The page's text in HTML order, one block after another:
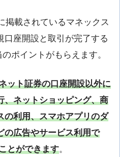
掲載されているマネックス
口座開設と取引が完了する
ポイントがもらえます。
ット証券の口座開設以外に
、ネットショッピング、商
の利用、スマホアプリのダ
の広告やサービス利用で
とができます。